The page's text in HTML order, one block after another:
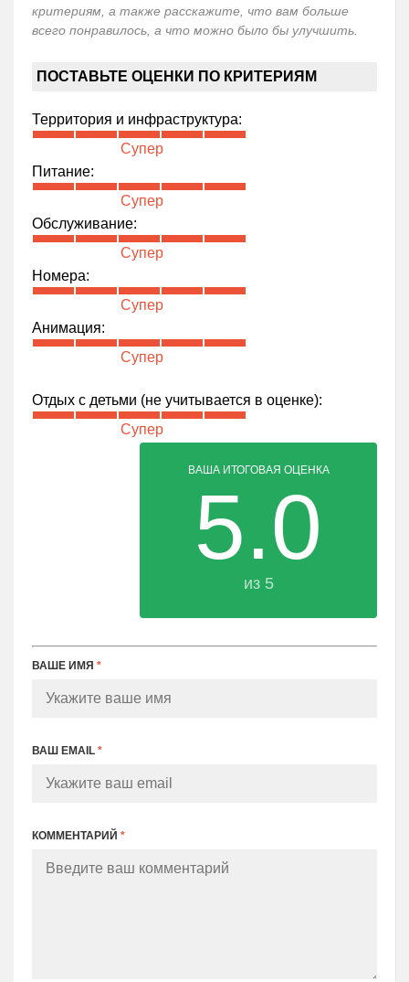
критериям, а также расскажите, что вам больше
всего понравилось, а что можно было бы улучшить.
ПОСТАВЬТЕ ОЦЕНКИ ПО КРИТЕРИЯМ
Территория и инфраструктура:
Супер
Питание:
Супер
Обслуживание:
Супер
Номера:
Супер
Анимация:
Супер
Отдых с детьми (не учитывается в оценке):
Супер
ВАША ИТОГОВАЯ ОЦЕНКА
5.0
из 5
ВАШЕ ИМЯ *
ВАШ EMAIL *
КОММЕНТАРИЙ *